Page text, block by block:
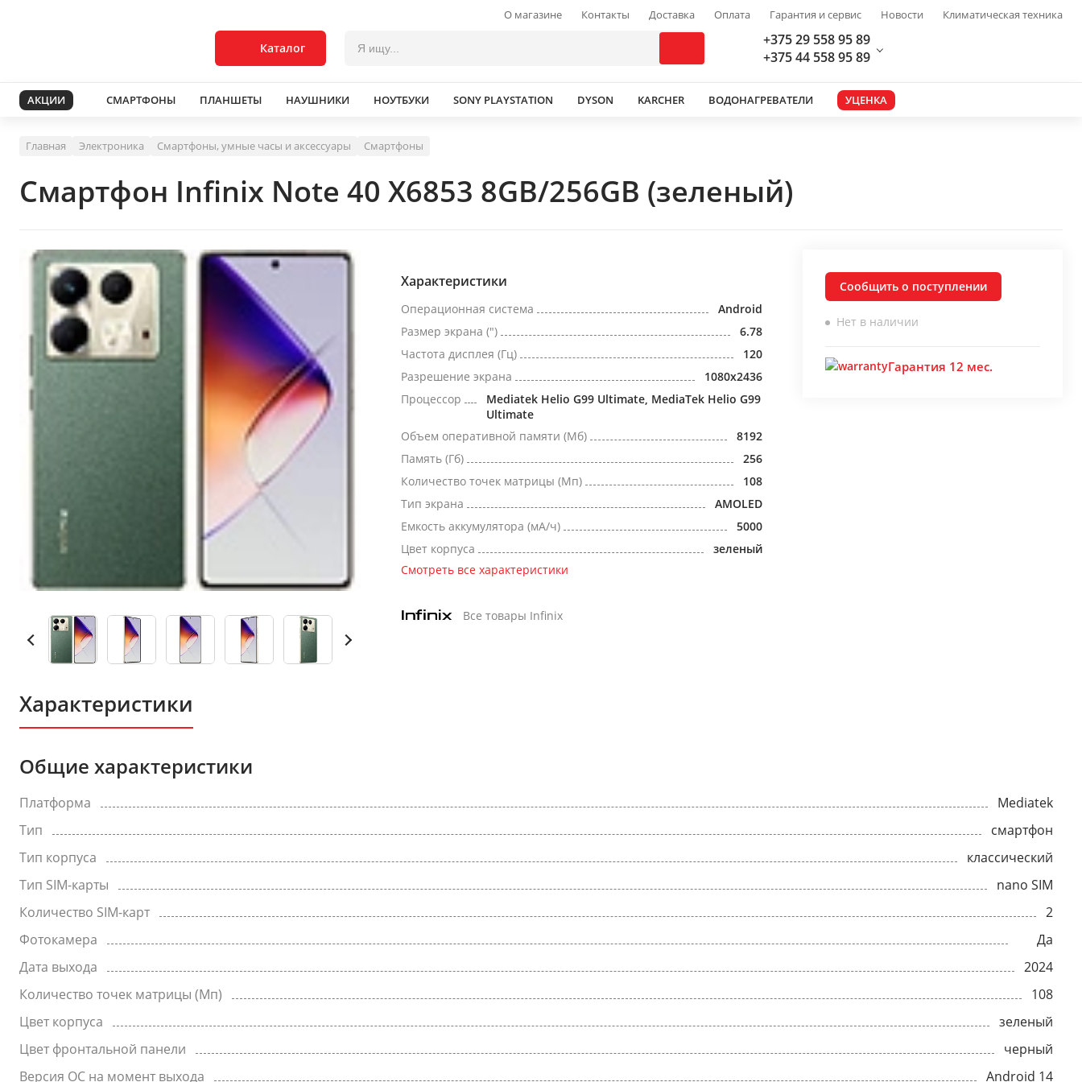
О магазине Контакты Доставка Оплата Гарантия и сервис Новости Климатическая техника
Каталог
+375 29 558 95 89
+375 44 558 95 89
АКЦИИ СМАРТФОНЫ ПЛАНШЕТЫ НАУШНИКИ НОУТБУКИ SONY PLAYSTATION DYSON KARCHER ВОДОНАГРЕВАТЕЛИ УЦЕНКА
Главная Электроника Смартфоны, умные часы и аксессуары Смартфоны
Смартфон Infinix Note 40 X6853 8GB/256GB (зеленый)
Характеристики
Операционная система
Android
Размер экрана (")
6.78
Частота дисплея (Гц)
120
Разрешение экрана
1080x2436
Процессор
Mediatek Helio G99 Ultimate, MediaTek Helio G99
Ultimate
Объем оперативной памяти (Мб)
8192
Память (Гб)
256
Количество точек матрицы (Мп)
108
Тип экрана
AMOLED
Емкость аккумулятора (мА/ч)
5000
Цвет корпуса
зеленый
Смотреть все характеристики
Все товары Infinix
Сообщить о поступлении
Нет в наличии
Гарантия 12 мес.
Характеристики
Общие характеристики
Платформа
Mediatek
Тип
смартфон
Тип корпуса
классический
Тип SIM-карты
nano SIM
Количество SIM-карт
2
Фотокамера
Да
Дата выхода
2024
Количество точек матрицы (Мп)
108
Цвет корпуса
зеленый
Цвет фронтальной панели
черный
Версия ОС на момент выхода
Android 14